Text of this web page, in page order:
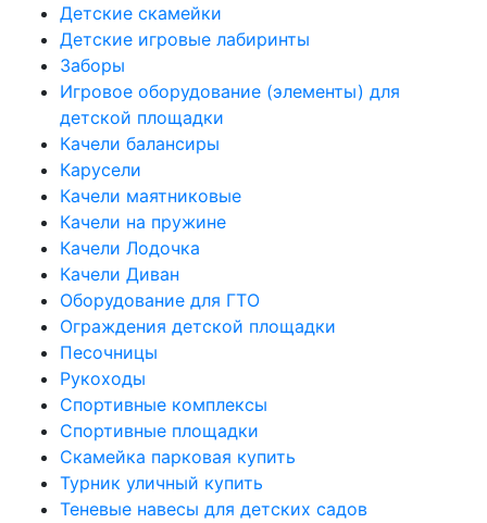
Детские скамейки
Детские игровые лабиринты
Заборы
Игровое оборудование (элементы) для
детской площадки
Качели балансиры
Карусели
Качели маятниковые
Качели на пружине
Качели Лодочка
Качели Диван
Оборудование для ГТО
Ограждения детской площадки
Песочницы
Рукоходы
Спортивные комплексы
Спортивные площадки
Скамейка парковая купить
Турник уличный купить
Теневые навесы для детских садов